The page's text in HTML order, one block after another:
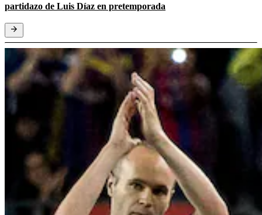
partidazo de Luis Díaz en pretemporada